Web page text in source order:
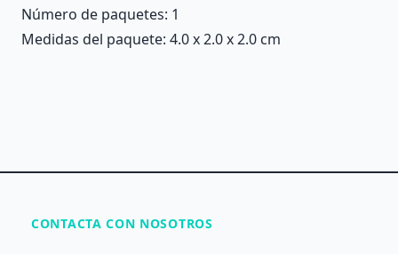
Número de paquetes: 1
Medidas del paquete: 4.0 x 2.0 x 2.0 cm
CONTACTA CON NOSOTROS